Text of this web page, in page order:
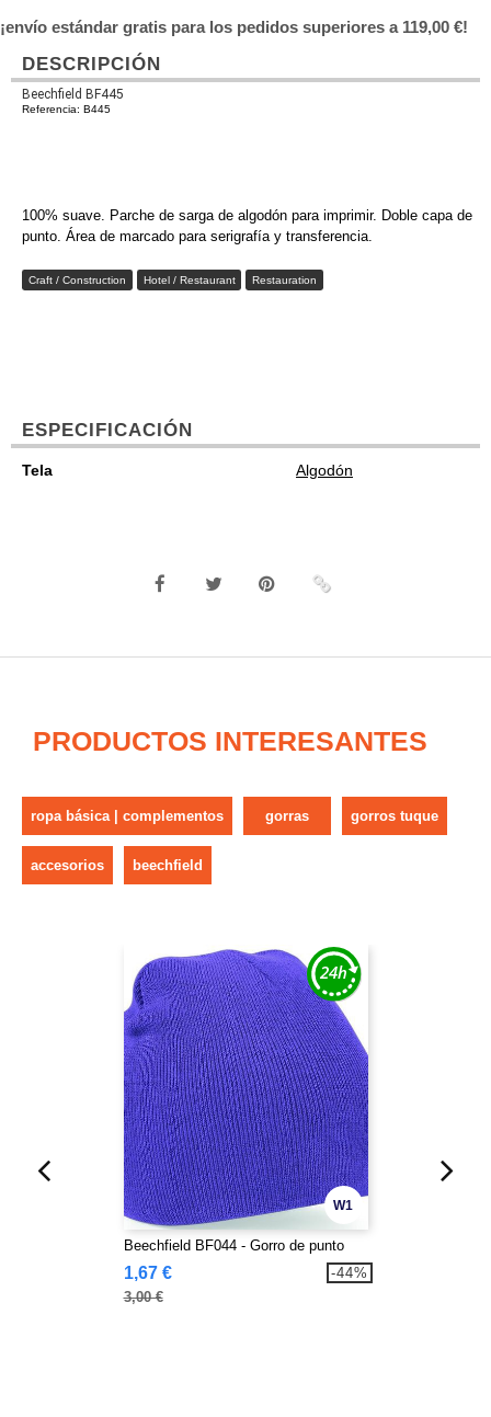
¡envío estándar gratis para los pedidos superiores a 119,00 €!
DESCRIPCIÓN
Beechfield BF445
Referencia: B445
100% suave. Parche de sarga de algodón para imprimir. Doble capa de
punto. Área de marcado para serigrafía y transferencia.
Craft / Construction Hotel / Restaurant Restauration
ESPECIFICACIÓN
Tela Algodón
PRODUCTOS INTERESANTES
ropa básica | complementos gorras gorros tuque
accesorios beechfield
W1
Beechfield BF044 - Gorro de punto
1,67 €
3,00 €
-44%